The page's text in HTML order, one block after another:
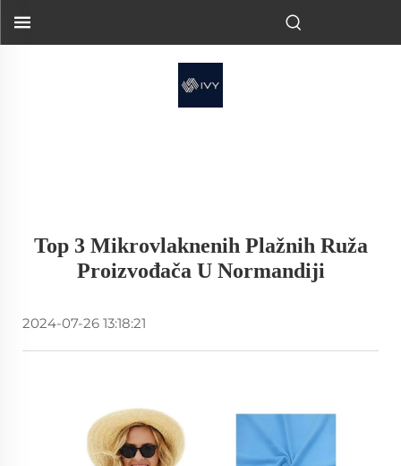
Top 3 Mikrovlaknenih Plažnih Ruža
Proizvođača U Normandiji
2024-07-26 13:18:21